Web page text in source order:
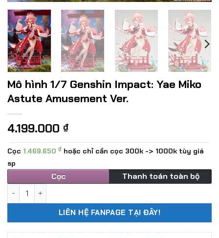
Mô hình 1/7 Genshin Impact: Yae Miko
Astute Amusement Ver.
4.199.000 ₫
Cọc 1.469.650 ₫ hoặc chỉ cần cọc 300k -> 1000k tùy giá
sp
Cọc Thanh toán toàn bộ
LIÊN HỆ FANPAGE TẠI ĐÂY!